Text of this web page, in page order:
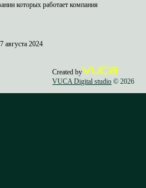
которых работает компания
2024
Created by
VUCA Digital studio © 2026